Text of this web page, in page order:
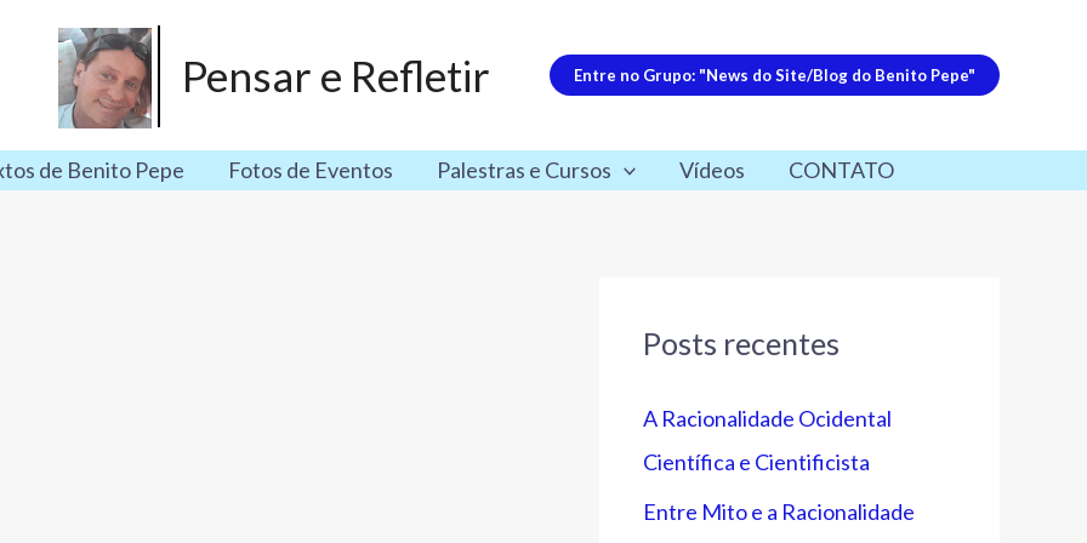
Pensar e Refletir Entre no Grupo: "News do Site/Blog do Benito Pepe"
de Benito Pepe Fotos de Eventos Palestras e Cursos Vídeos CONTATO
Posts recentes
A Racionalidade Ocidental
Científica e Cientificista
Entre Mito e a Racionalidade